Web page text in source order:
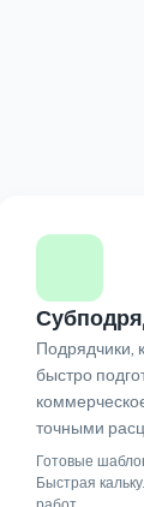
Подрядчики,
быстро
точными
Готовые
Быстрая